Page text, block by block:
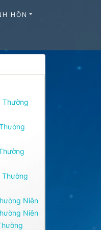
HỒN
Thường
Thường
Niên
Niên